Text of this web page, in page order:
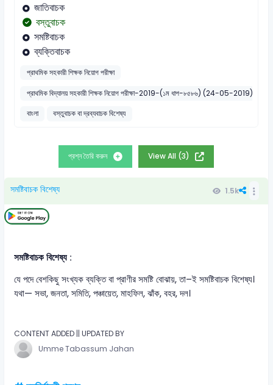
জাতিবাচক
বস্তুবাচক
সমষ্টিবাচক
ব্যক্তিবাচক
প্রাথমিক সহকারী শিক্ষক নিয়োগ পরীক্ষা
প্রাথমিক বিদ্যালয় সহকারী শিক্ষক নিয়োগ পরীক্ষা-2019-(১ম ধাপ-৮৫৮৬) (24-05-2019)
বাংলা
বস্তুবাচক বা দ্রব্যবাচক বিশেষ্য
প্রশ্ন তৈরি করুন View All (3)
সমষ্টিবাচক বিশেষ্য 1.5k
সমষ্টিবাচক বিশেষ্য :
যে পদে বেশকিছু সংখ্যক ব্যক্তি বা প্রাণীর সমষ্টি বোঝায়, তা–ই সমষ্টিবাচক বিশেষ্য।
যথা— সভা, জনতা, সমিতি, পঞ্চায়েত, মাহফিল, ঝাঁক, বহর, দল।
CONTENT ADDED || UPDATED BY
Umme Tabassum Jahan